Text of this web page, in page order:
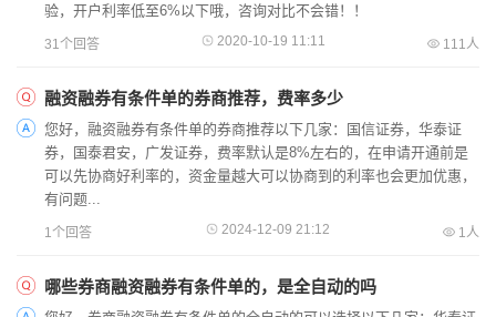
验，开户利率低至6%以下哦，咨询对比不会错！！
31个回答 2020-10-19 11:11 111人
融资融券有条件单的券商推荐，费率多少
您好，融资融券有条件单的券商推荐以下几家：国信证券，华泰证
券，国泰君安，广发证券，费率默认是8%左右的，在申请开通前是
可以先协商好利率的，资金量越大可以协商到的利率也会更加优惠，
有问题...
1个回答 2024-12-09 21:12 1人
哪些券商融资融券有条件单的，是全自动的吗